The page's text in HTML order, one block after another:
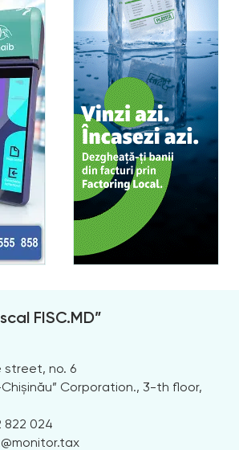
FISC.MD”
street, no. 6
Corporation., 3-th floor,
822 024